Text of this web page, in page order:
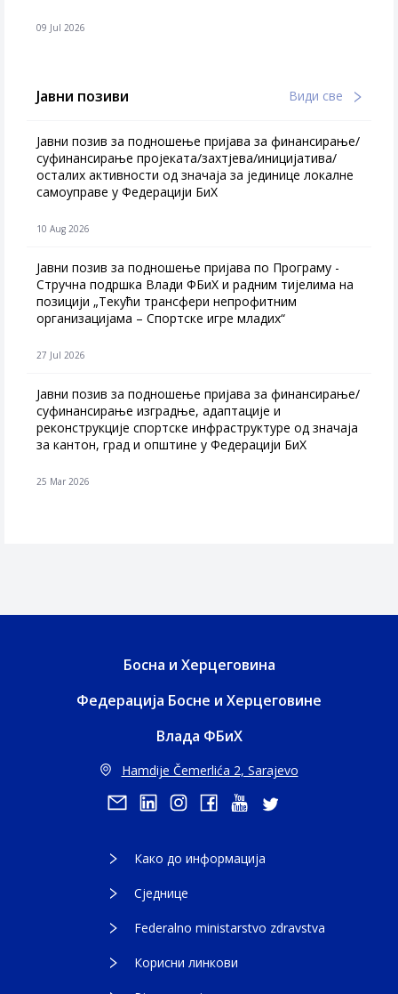
09 Jul 2026
Јавни позиви Види све
Јавни позив за подношење пријава за финансирање/
суфинансирање пројеката/захтјева/иницијатива/
осталих активности од значаја за јединице локалне
самоуправе у Федерацији БиХ
10 Aug 2026
Јавни позив за подношење пријава по Програму -
Стручна подршка Влади ФБиХ и радним тијелима на
позицији „Текући трансфери непрофитним
организацијама – Спортске игре младих“
27 Jul 2026
Jавни позив за подношење пријава за финансирање/
суфинансирање изградње, адаптације и
реконструкције спортске инфраструктуре од значаја
за кантон, град и општине у Федерацији БиХ
25 Mar 2026
Босна и Херцеговина
Федерација Босне и Херцеговине
Влада ФБиХ
Hamdije Čemerlića 2, Sarajevo
Како до информација
Сједнице
Federalno ministarstvo zdravstva
Корисни линкови